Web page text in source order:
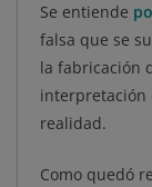
Se entiende
falsa que se
la fabricación
interpretación
realidad.
Como quedó